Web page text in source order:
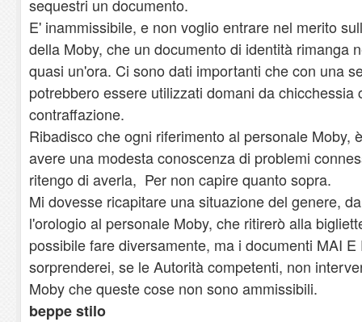
sequestri un documento.
E' inammissibile, e non voglio entrare nel merito
della Moby, che un documento di identità rimanga
quasi un'ora. Ci sono dati importanti che con una
potrebbero essere utilizzati domani da chicchessia
contraffazione.
Ribadisco che ogni riferimento al personale Moby,
avere una modesta conoscenza di problemi
ritengo di averla, Per non capire quanto sopra.
Mi dovesse ricapitare una situazione del genere,
l'orologio al personale Moby, che ritirerò alla
possibile fare diversamente, ma i documenti MAI
sorprenderei, se le Autorità competenti, non
Moby che queste cose non sono ammissibili.
beppe stilo